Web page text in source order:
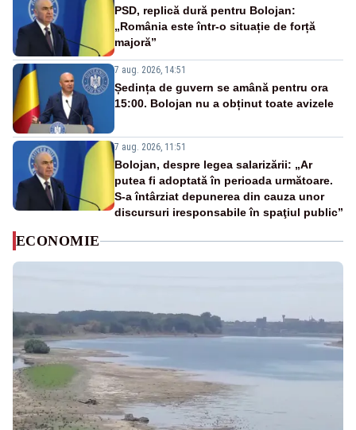
PSD, replică dură pentru Bolojan:
„România este într-o situație de forță
majoră”
7 aug. 2026, 14:51
Ședința de guvern se amână pentru ora
15:00. Bolojan nu a obținut toate avizele
7 aug. 2026, 11:51
Bolojan, despre legea salarizării: „Ar
putea fi adoptată în perioada următoare.
S-a întârziat depunerea din cauza unor
discursuri iresponsabile în spaţiul public”
ECONOMIE